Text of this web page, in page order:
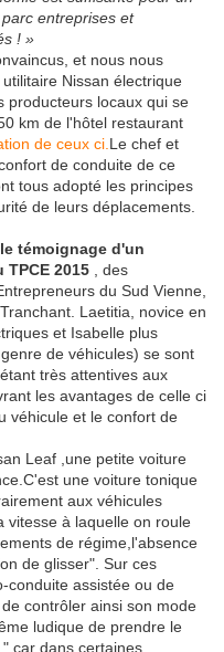
entreprises et
! »
et nous nous
Nissan électrique
producteurs locaux qui se
km de l'hôtel restaurant
de ceux ci. Le chef et
de conduite de ce
tous adopté les principes
de leurs déplacements.
le témoignage d'un
2015
, des
du Sud Vienne,
Laetitia, novice en
et Isabelle plus
de véhicules) se sont
très attentives aux
les avantages de celle ci
véhicule et le confort de
Leaf ,une petite voiture
une voiture tonique
aux véhicules
vitesse à laquelle on roule
de régime,l'absence
de glisser". Sur ces
conduite assistée ou de
contrôler ainsi son mode
ludique de prendre le
car dans certaines